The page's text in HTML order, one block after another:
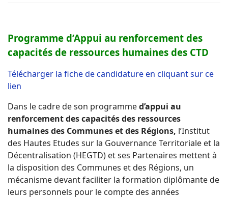
Programme d’Appui au renforcement des
capacités de ressources humaines des CTD
Télécharger la fiche de candidature en cliquant sur ce
lien
Dans le cadre de son programmed’appui au
renforcement des capacités des ressources
humaines des Communes et des Régions, l’Institut
des Hautes Etudes sur la Gouvernance Territoriale et la
Décentralisation (HEGTD) et ses Partenaires mettent à
la disposition des Communes et des Régions, un
mécanisme devant faciliter la formation diplômante de
leurs personnels pour le compte des années